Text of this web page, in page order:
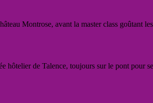
Montrose, avant la master class goûtant
hôtelier de Talence, toujours sur le pont pour